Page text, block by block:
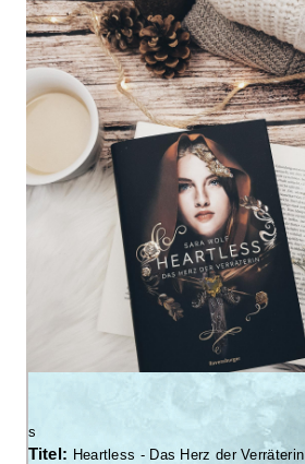
s
Titel: Heartless - Das Herz der Verräterin